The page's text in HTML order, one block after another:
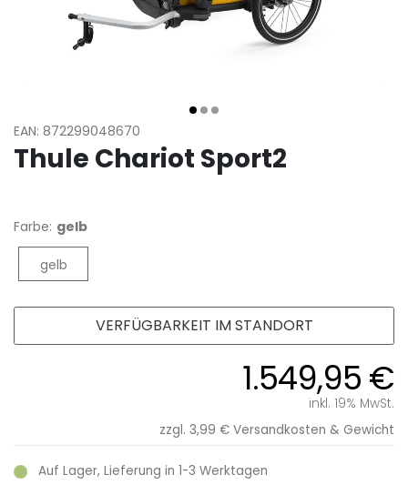
EAN: 872299048670
Thule Chariot Sport2
Farbe: gelb
gelb
1.549,95 €
inkl. 19% MwSt.
zzgl. 3,99 € Versandkosten & Gewicht
Auf Lager, Lieferung in 1-3 Werktagen
VERFÜGBARKEIT IM STANDORT